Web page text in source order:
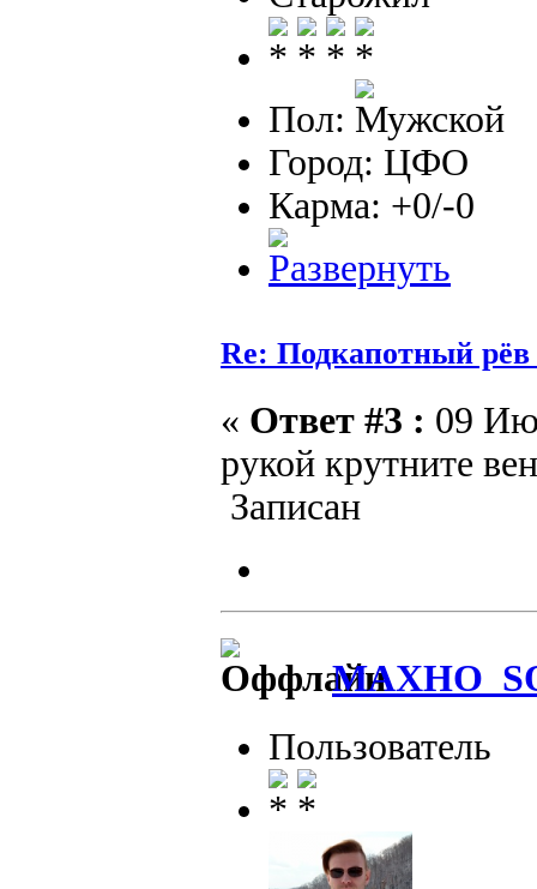
Пол:
Город: ЦФО
Карма: +0/-0
Re: Подкапотный
« Ответ #3 : 09
рукой крутните
Записан
Пользователь